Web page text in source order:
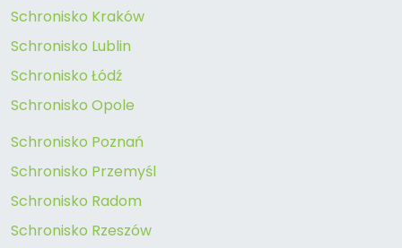
Schronisko Kraków
Schronisko Lublin
Schronisko Łódź
Schronisko Opole
Schronisko Poznań
Schronisko Przemyśl
Schronisko Radom
Schronisko Rzeszów